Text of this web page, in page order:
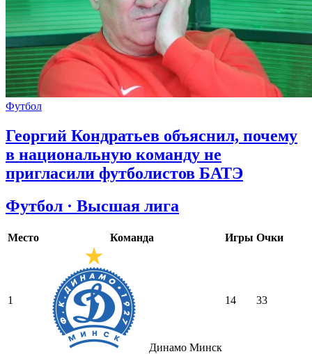
Футбол
Георгий Кондратьев объяснил, почему
в национальную команду не
пригласили футболистов БАТЭ
Футбол · Высшая лига
Место Команда Игры Очки
1
Динамо Минск
14 33